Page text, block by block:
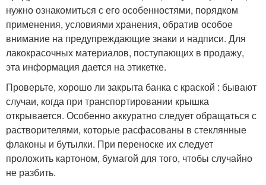
нужно ознакомиться с его особенностями, порядком
применения, условиями хранения, обратив особое
внимание на предупреждающие знаки и надписи. Для
лакокрасочных материалов, поступающих в продажу,
эта информация дается на этикетке.
Проверьте, хорошо ли закрыта банка с краской : бывают
случаи, когда при транспортировании крышка
открывается. Особенно аккуратно следует обращаться с
растворителями, которые расфасованы в стеклянные
флаконы и бутылки. При переноске их следует
проложить картоном, бумагой для того, чтобы случайно
не разбить.